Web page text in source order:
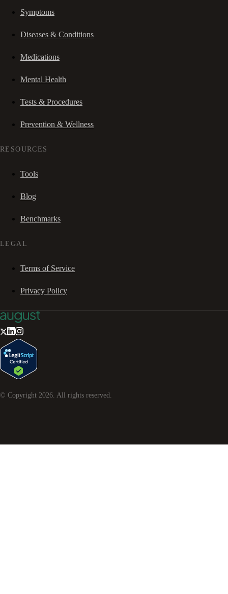
Symptoms
Diseases & Conditions
Medications
Mental Health
Tests & Procedures
Prevention & Wellness
RESOURCES
Tools
Blog
Benchmarks
LEGAL
Terms of Service
Privacy Policy
© Copyright 2026. All rights reserved.